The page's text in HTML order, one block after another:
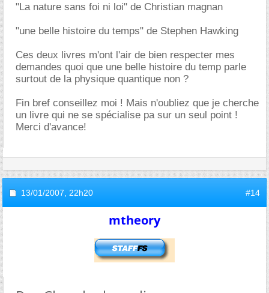
"La nature sans foi ni loi" de Christian magnan
"une belle histoire du temps" de Stephen Hawking
Ces deux livres m'ont l'air de bien respecter mes
demandes quoi que une belle histoire du temp parle
surtout de la physique quantique non ?
Fin bref conseillez moi ! Mais n'oubliez que je cherche
un livre qui ne se spécialise pa sur un seul point !
Merci d'avance!
13/01/2007, 22h20 #14
mtheory